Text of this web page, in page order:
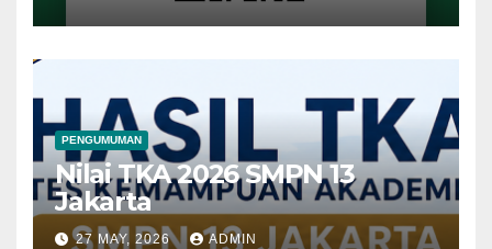
PENGUMUMAN
Nilai TKA 2026 SMPN 13
Jakarta
27 MAY, 2026 ADMIN